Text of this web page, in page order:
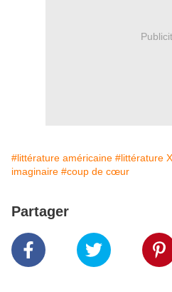
#littérature américaine #littérature
imaginaire #coup de cœur
Partager